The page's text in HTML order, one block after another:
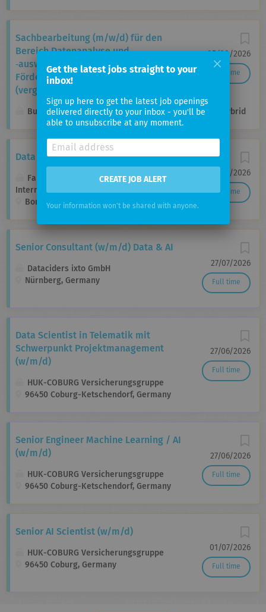
05/08/2026
Full time
Sachbearbeitung (m/w/d) für den
Bereich Daten­analyse und
‑auswertung in der Abteilung
Fördermittel­management im
(vergleichbaren) gehobenen Dienst
Bundesamt für Auswärtige Angelegenheiten Hybrid
29/06/2026
Full time
Data Assistant
Fairtrade Labelling Organizations
International e.V.
Bonner Talweg 117, Bonn, Germany
27/07/2026
Full time
Senior Consultant (w/m/d) Data & AI
Dataciders ixto GmbH
Nürnberg, Germany
27/06/2026
Full time
Data Scientist in Telematik mit
Schwerpunkt Projektmanagement
(w/m/d)
HUK-COBURG Versicherungsgruppe
96450 Coburg-Ketschendorf, Germany
27/06/2026
Full time
Senior Engineer Machine Learning / AI
(w/m/d)
HUK-COBURG Versicherungsgruppe
96450 Coburg-Ketschendorf, Germany
01/07/2026
Full time
Senior AI Scientist (w/m/d)
HUK-COBURG Versicherungsgruppe
96450 Coburg, Germany
Get the latest jobs straight to your
inbox!
Sign up here to get the latest job openings
delivered directly to your inbox - you'll be
able to unsubscribe at any moment.
CREATE JOB ALERT
Your information won't be shared with anyone.